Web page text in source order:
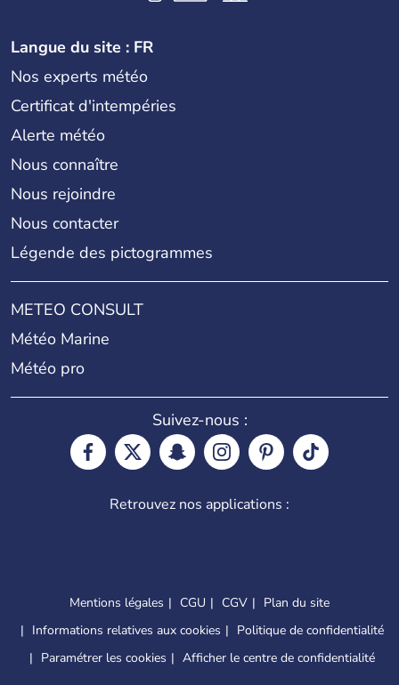
Langue du site : FR
Nos experts météo
Certificat d'intempéries
Alerte météo
Nous connaître
Nous rejoindre
Nous contacter
Légende des pictogrammes
METEO CONSULT
Météo Marine
Météo pro
Suivez-nous :
Retrouvez nos applications :
Mentions légales CGU CGV
Plan du site
Informations relatives aux cookies
Politique de confidentialité
Paramétrer les cookies
Afficher le centre de confidentialité